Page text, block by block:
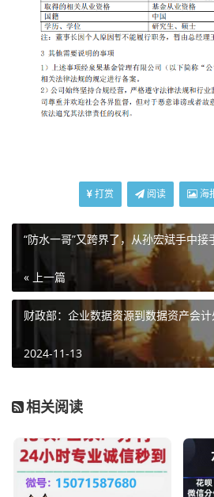
打赏 阅读 海
“防水一哥”又跨界了，从孙宏斌手中
« 上一篇
财政部：企业数据资源到数据资产会
2024-11-13
相关阅读